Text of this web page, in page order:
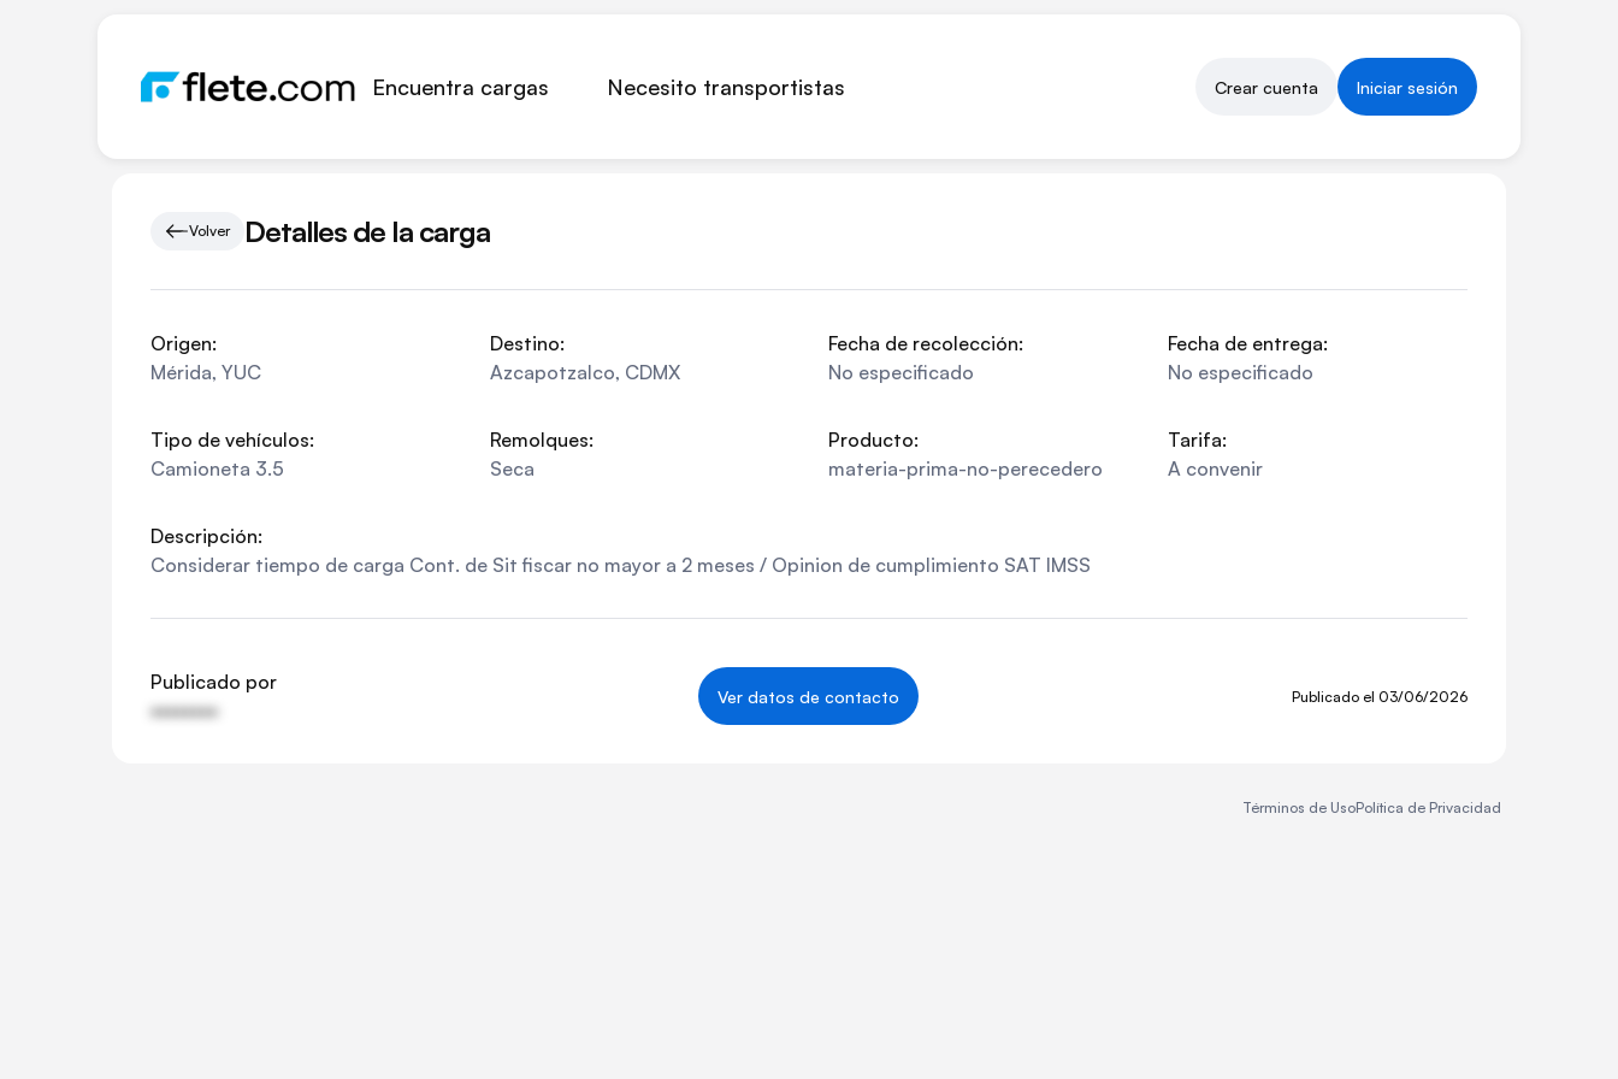
Encuentra cargas Necesito transportistas Crear cuenta Iniciar sesión
Volver Detalles de la carga
Origen:
Mérida, YUC
Destino:
Azcapotzalco, CDMX
Fecha de recolección:
No especificado
Fecha de entrega:
No especificado
Tipo de vehículos:
Camioneta 3.5
Remolques:
Seca
Producto:
materia-prima-no-perecedero
Tarifa:
A convenir
Descripción:
Considerar tiempo de carga Cont. de Sit fiscar no mayor a 2 meses / Opinion de cumplimiento SAT IMSS
Publicado por
••••••••
Ver datos de contacto Publicado el 03/06/2026
Términos de UsoPolítica de Privacidad